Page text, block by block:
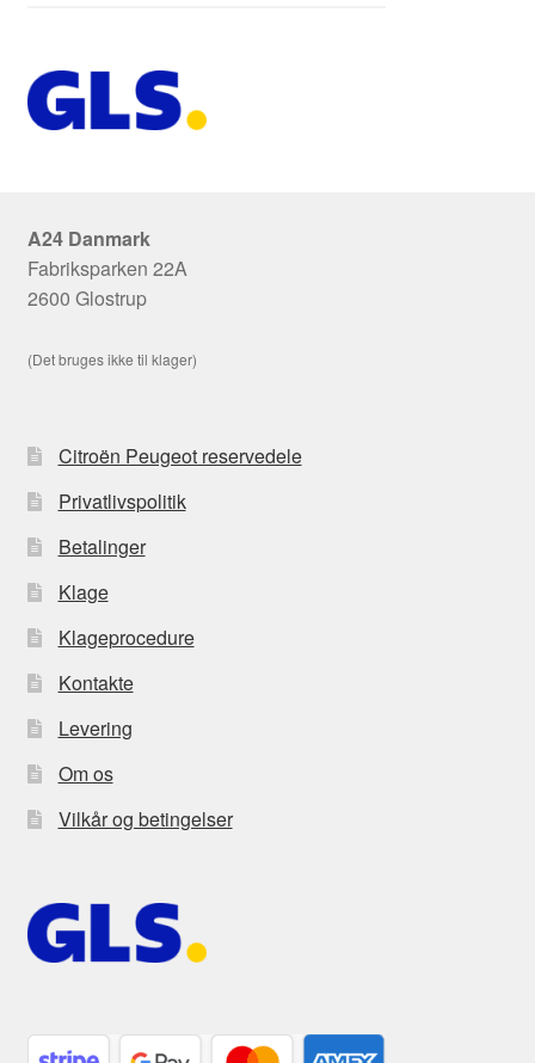
A24 Danmark
Fabriksparken 22A
2600 Glostrup
(Det bruges ikke til klager)
Citroën Peugeot reservedele
Privatlivspolitik
Betalinger
Klage
Klageprocedure
Kontakte
Levering
Om os
Vilkår og betingelser